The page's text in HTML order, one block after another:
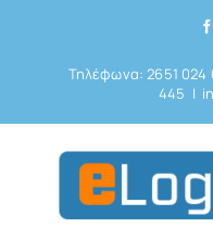
Τηλέφωνα: 2651
445 |